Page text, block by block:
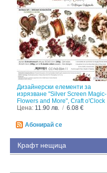
Дизайнерски елементи за
изрязване "Silver Screen Magic-
Flowers and More", Craft o'Clock
Цена: 11.90 лв. / 6.08 €
Абонирай се
Крафт нещица